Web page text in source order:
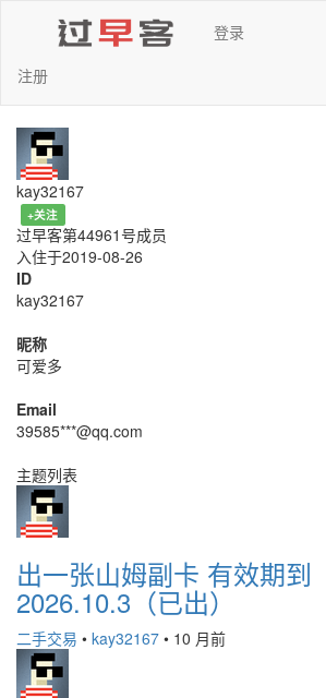
登录
注册
kay32167
+关注
过早客第44961号成员
入住于2019-08-26
ID
kay32167
昵称
可爱多
Email
39585***@qq.com
主题列表
出一张山姆副卡 有效期到
2026.10.3（已出）
二手交易 • kay32167 • 10 月前